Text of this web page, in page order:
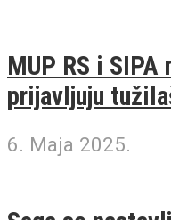
MUP RS i SIPA
prijavljuju
6. Maja 2025.